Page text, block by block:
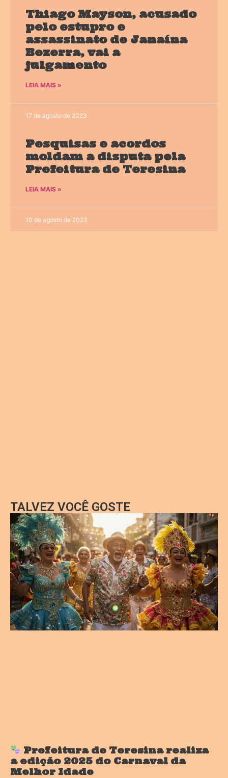
Thiago Mayson, acusado
pelo estupro e
assassinato de Janaína
Bezerra, vai a
julgamento
LEIA MAIS »
17 de agosto de 2023
Pesquisas e acordos
moldam a disputa pela
Prefeitura de Teresina
LEIA MAIS »
10 de agosto de 2023
TALVEZ VOCÊ GOSTE
Prefeitura de Teresina realiza
a edição 2025 do Carnaval da
Melhor Idade